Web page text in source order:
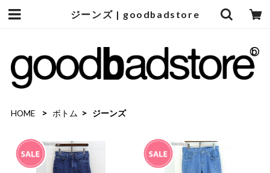
ジーンズ | goodbadstore
HOME ボトム ジーンズ